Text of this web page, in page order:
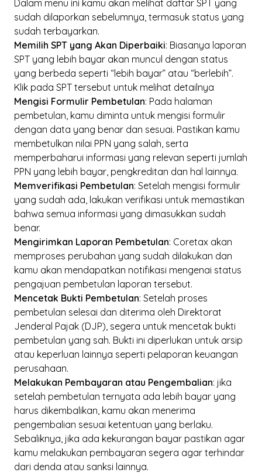
Dalam menu ini kamu akan melihat daftar SPT yang
sudah dilaporkan sebelumnya, termasuk status yang
sudah terbayarkan.
Memilih SPT yang Akan Diperbaiki: Biasanya laporan
SPT yang lebih bayar akan muncul dengan status
yang berbeda seperti “lebih bayar” atau “berlebih”.
Klik pada SPT tersebut untuk melihat detailnya
Mengisi Formulir Pembetulan: Pada halaman
pembetulan, kamu diminta untuk mengisi formulir
dengan data yang benar dan sesuai. Pastikan kamu
membetulkan nilai PPN yang salah, serta
memperbaharui informasi yang relevan seperti jumlah
PPN yang lebih bayar, pengkreditan dan hal lainnya.
Memverifikasi Pembetulan: Setelah mengisi formulir
yang sudah ada, lakukan verifikasi untuk memastikan
bahwa semua informasi yang dimasukkan sudah
benar.
Mengirimkan Laporan Pembetulan: Coretax akan
memproses perubahan yang sudah dilakukan dan
kamu akan mendapatkan notifikasi mengenai status
pengajuan pembetulan laporan tersebut.
Mencetak Bukti Pembetulan: Setelah proses
pembetulan selesai dan diterima oleh Direktorat
Jenderal Pajak (DJP), segera untuk mencetak bukti
pembetulan yang sah. Bukti ini diperlukan untuk arsip
atau keperluan lainnya seperti pelaporan keuangan
perusahaan.
Melakukan Pembayaran atau Pengembalian: jika
setelah pembetulan ternyata ada lebih bayar yang
harus dikembalikan, kamu akan menerima
pengembalian sesuai ketentuan yang berlaku.
Sebaliknya, jika ada kekurangan bayar pastikan agar
kamu melakukan pembayaran segera agar terhindar
dari denda atau sanksi lainnya.